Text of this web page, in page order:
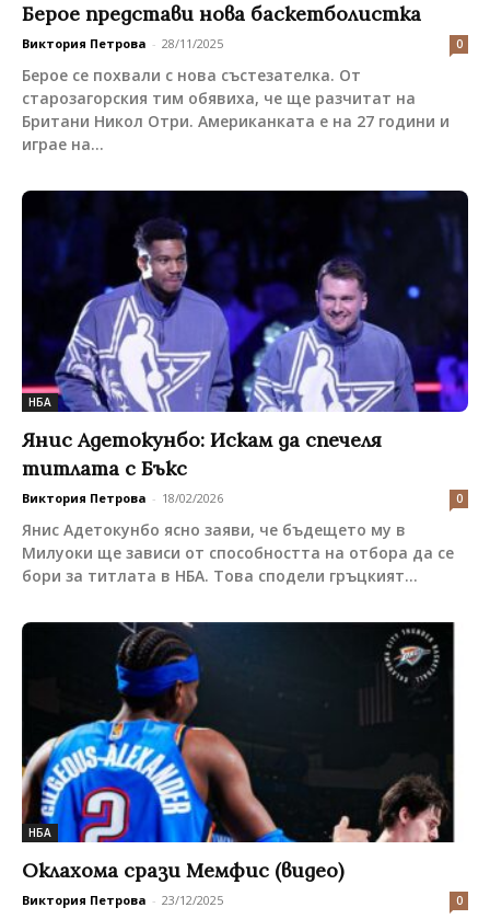
Берое представи нова баскетболистка
Виктория Петрова - 28/11/2025 0
Берое се похвали с нова състезателка. От
старозагорския тим обявиха, че ще разчитат на
Британи Никол Отри. Американката е на 27 години и
играе на...
НБА
Янис Адетокунбо: Искам да спечеля
титлата с Бъкс
Виктория Петрова - 18/02/2026 0
Янис Адетокунбо ясно заяви, че бъдещето му в
Милуоки ще зависи от способността на отбора да се
бори за титлата в НБА. Това сподели гръцкият...
НБА
Оклахома срази Мемфис (видео)
Виктория Петрова - 23/12/2025 0